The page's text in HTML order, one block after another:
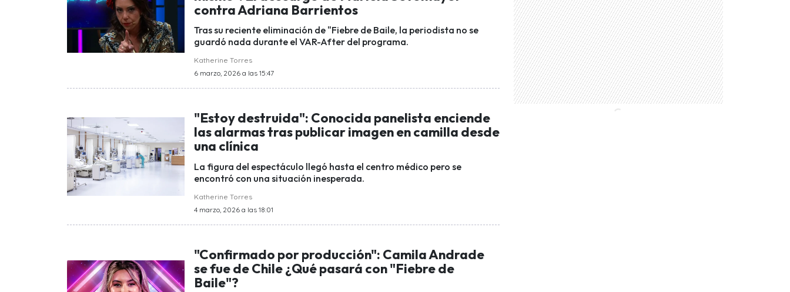
contra Adriana Barrientos
Tras su reciente eliminación de "Fiebre de Baile, la periodista no se
guardó nada durante el VAR-After del programa.
Katherine Torres
6 marzo, 2026 a las 15:47
"Estoy destruida": Conocida panelista enciende
las alarmas tras publicar imagen en camilla desde
una clínica
La figura del espectáculo llegó hasta el centro médico pero se
encontró con una situación inesperada.
Katherine Torres
4 marzo, 2026 a las 18:01
"Confirmado por producción": Camila Andrade
se fue de Chile ¿Qué pasará con "Fiebre de
Baile"?